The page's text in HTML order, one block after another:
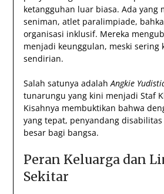
ketangguhan luar biasa. Ada yang
seniman, atlet paralimpiade,
organisasi inklusif. Mereka
menjadi keunggulan, meski sering
sendirian.
Salah satunya adalahAngkie
tunarungu yang kini menjadi Staf
Kisahnya membuktikan bahwa
yang tepat, penyandang
besar bagi bangsa.
Peran Keluarga dan
Sekitar